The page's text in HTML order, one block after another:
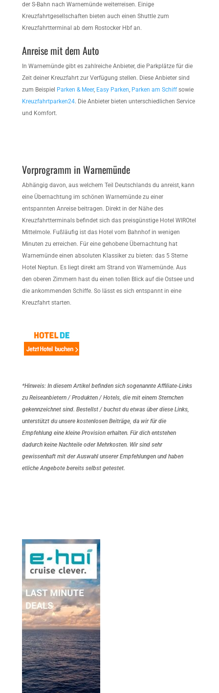
der S-Bahn nach Warnemünde weiterreisen. Einige
Kreuzfahrtgesellschaften bieten auch einen Shuttle zum
Kreuzfahrtterminal ab dem Rostocker Hbf an.
Anreise mit dem Auto
In Warnemünde gibt es zahlreiche Anbieter, die Parkplätze für die
Zeit deiner Kreuzfahrt zur Verfügung stellen. Diese Anbieter sind
zum Beispiel Parken & Meer, Easy Parken Parken am Schiffsowie
Kreuzfahrtparken24. Die Anbieter bieten unterschiedlichen Service
und Komfort.
Vorprogramm in Warnemünde
Abhängig davon, aus welchem Teil Deutschlands du anreist, kann
eine Übernachtung im schönen Warnemünde zu einer
entspannten Anreise beitragen. Direkt in der Nähe des
Kreuzfahrtterminals befindet sich das preisgünstige Hotel WIROtel
Mittelmole. Fußläufig ist das Hotel vom Bahnhof in wenigen
Minuten zu erreichen. Für eine gehobene Übernachtung hat
Warnemünde einen absoluten Klassiker zu bieten: das 5 Sterne
Hotel Neptun. Es liegt direkt am Strand von Warnemünde. Aus
den oberen Zimmern hast du einen tollen Blick auf die Ostsee und
die ankommenden Schiffe. So lässt es sich entspannt in eine
Kreuzfahrt starten.
*Hinweis: In diesem Artikel befinden sich sogenannte Affiliate-Links
zu Reiseanbietern / Produkten / Hotels, die mit einem Sternchen
gekennzeichnet sind. Bestellst / buchst du etwas über diese Links,
unterstützt du unsere kostenlosen Beiträge, da wir für die
Empfehlung eine kleine Provision erhalten. Für dich entstehen
dadurch keine Nachteile oder Mehrkosten. Wir sind sehr
gewissenhaft mit der Auswahl unserer Empfehlungen und haben
etliche Angebote bereits selbst getestet.